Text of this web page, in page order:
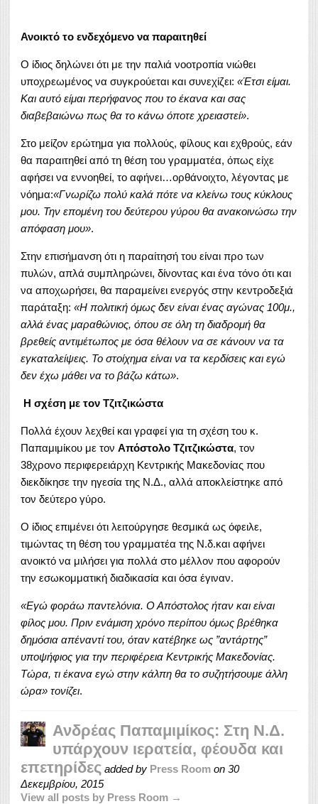
Ανοικτό το ενδεχόμενο να παραιτηθεί
Ο ίδιος δηλώνει ότι με την παλιά νοοτροπία νιώθει
υποχρεωμένος να συγκρούεται και συνεχίζει: «Έτσι είμαι.
Και αυτό είμαι περήφανος που το έκανα και σας
διαβεβαιώνω πως θα το κάνω όποτε χρειαστεί».
Στο μείζον ερώτημα για πολλούς, φίλους και εχθρούς, εάν
θα παραιτηθεί από τη θέση του γραμματέα, όπως είχε
αφήσει να εννοηθεί, το αφήνει…ορθάνοιχτο, λέγοντας με
νόημα:«Γνωρίζω πολύ καλά πότε να κλείνω τους κύκλους
μου. Την επομένη του δεύτερου γύρου θα ανακοινώσω την
απόφαση μου».
Στην επισήμανση ότι η παραίτησή του είναι προ των
πυλών, απλά συμπληρώνει, δίνοντας και ένα τόνο ότι και
να αποχωρήσει, θα παραμείνει ενεργός στην κεντροδεξιά
παράταξη: «Η πολιτική όμως δεν είναι ένας αγώνας 100μ.,
αλλά ένας μαραθώνιος, όπου σε όλη τη διαδρομή θα
βρεθείς αντιμέτωπος με όσα θέλουν να σε κάνουν να τα
εγκαταλείψεις. Το στοίχημα είναι να τα κερδίσεις και εγώ
δεν έχω μάθει να το βάζω κάτω».
Η σχέση με τον Τζιτζικώστα
Πολλά έχουν λεχθεί και γραφεί για τη σχέση του κ.
Παπαμιμίκου με τον Απόστολο Τζιτζικώστα, τον
38χρονο περιφερειάρχη Κεντρικής Μακεδονίας που
διεκδίκησε την ηγεσία της Ν.Δ., αλλά αποκλείστηκε από
τον δεύτερο γύρο.
O ίδιος επιμένει ότι λειτούργησε θεσμικά ως όφειλε,
τιμώντας τη θέση του γραμματέα της Ν.δ.και αφήνει
ανοικτό να μιλήσει για πολλά στο μέλλον που αφορούν
την εσωκομματική διαδικασία και όσα έγιναν.
«Εγώ φοράω παντελόνια. Ο Απόστολος ήταν και είναι
φίλος μου. Πριν ενάμιση χρόνο περίπου όμως βρέθηκα
δημόσια απέναντί του, όταν κατέβηκε ως ”αντάρτης”
υποψήφιος για την περιφέρεια Κεντρικής Μακεδονίας.
Τώρα, τι έκανα εγώ στην κάλπη θα το συζητήσουμε άλλη
ώρα» τονίζει.
Ανδρέας Παπαμιμίκος: Στη Ν.Δ.
υπάρχουν ιερατεία, φέουδα και
επετηρίδες added by Press Room on 30
Δεκεμβρίου, 2015
View all posts by Press Room →